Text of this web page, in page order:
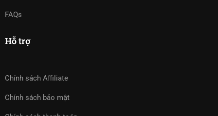
FAQs
Hỗ trợ
Chính sách Affiliate
Chính sách bảo mật